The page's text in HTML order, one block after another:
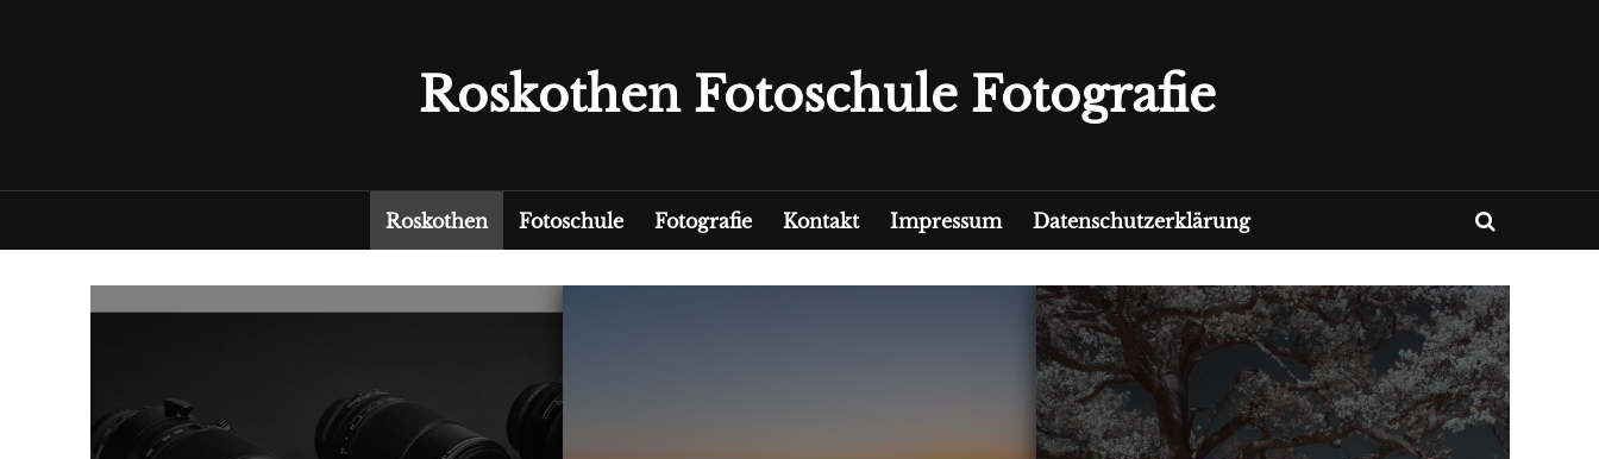
Roskothen Fotoschule Fotografie
Roskothen Fotoschule Fotografie Kontakt Impressum Datenschutzerklärung